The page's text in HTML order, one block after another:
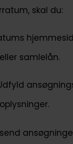
skal du:
samlelån.